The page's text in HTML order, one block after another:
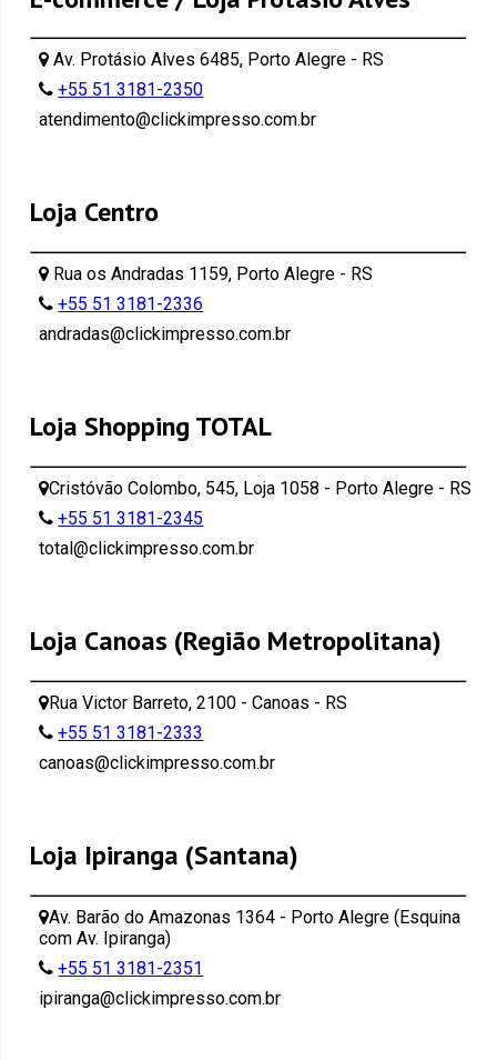
Av. Protásio Alves 6485, Porto Alegre - RS
+55 51 3181-2350
atendimento@clickimpresso.com.br
Loja Centro
Rua os Andradas 1159, Porto Alegre - RS
+55 51 3181-2336
andradas@clickimpresso.com.br
Loja Shopping TOTAL
Cristóvão Colombo, 545, Loja 1058 - Porto Alegre - RS
+55 51 3181-2345
total@clickimpresso.com.br
Loja Canoas (Região Metropolitana)
Rua Victor Barreto, 2100 - Canoas - RS
+55 51 3181-2333
canoas@clickimpresso.com.br
Loja Ipiranga (Santana)
Av. Barão do Amazonas 1364 - Porto Alegre (Esquina
com Av. Ipiranga)
+55 51 3181-2351
ipiranga@clickimpresso.com.br